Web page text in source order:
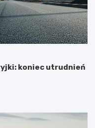
koniec utrudnień